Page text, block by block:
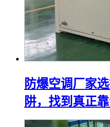
防爆空调厂家
阱，找到真正